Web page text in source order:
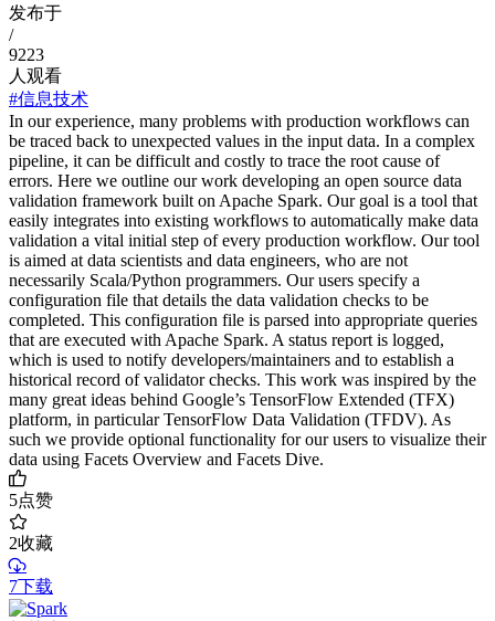
发布于
/
9223
人观看
#信息技术
In our experience, many problems with production workflows can
be traced back to unexpected values in the input data. In a complex
pipeline, it can be difficult and costly to trace the root cause of
errors. Here we outline our work developing an open source data
validation framework built on Apache Spark. Our goal is a tool that
easily integrates into existing workflows to automatically make data
validation a vital initial step of every production workflow. Our tool
is aimed at data scientists and data engineers, who are not
necessarily Scala/Python programmers. Our users specify a
configuration file that details the data validation checks to be
completed. This configuration file is parsed into appropriate queries
that are executed with Apache Spark. A status report is logged,
which is used to notify developers/maintainers and to establish a
historical record of validator checks. This work was inspired by the
many great ideas behind Google’s TensorFlow Extended (TFX)
platform, in particular TensorFlow Data Validation (TFDV). As
such we provide optional functionality for our users to visualize their
data using Facets Overview and Facets Dive.
5点赞
2收藏
7下载